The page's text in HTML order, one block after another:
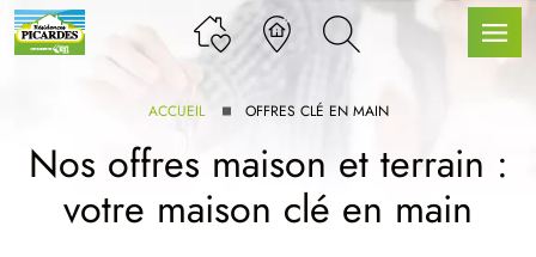
GAMME
ACCUEIL OFFRES CLÉ EN MAIN
Nos offres maison et terrain :
votre maison clé en main